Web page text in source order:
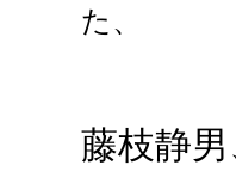
た、
藤枝静男